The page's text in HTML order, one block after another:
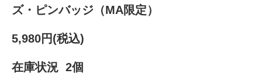
ズ・ピンバッジ（MA限定）
5,980円(税込)
在庫状況 2個